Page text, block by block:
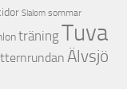
Slalom sommar
träningTuva
Älvsjö